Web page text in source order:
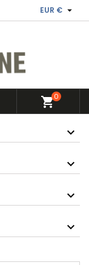
EUR € 
shopping_cart0